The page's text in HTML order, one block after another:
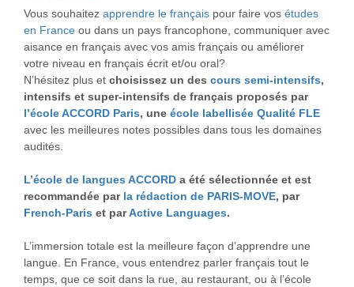
Vous souhaitez apprendre le français pour faire vos études
en France ou dans un pays francophone, communiquer avec
aisance en français avec vos amis français ou améliorer
votre niveau en français écrit et/ou oral?
N’hésitez plus et choisissez un des cours semi-intensifs,
intensifs et super-intensifs de français proposés par
l’école ACCORD Paris, une école labellisée Qualité FLE
avec les meilleures notes possibles dans tous les domaines
audités.
L’école de langues ACCORD a été sélectionnée et est
recommandée par la rédaction de PARIS-MOVE, par
French-Paris et parActive Languages.
L’immersion totale est la meilleure façon d’apprendre une
langue. En France, vous entendrez parler français tout le
temps, que ce soit dans la rue, au restaurant, ou à l’école